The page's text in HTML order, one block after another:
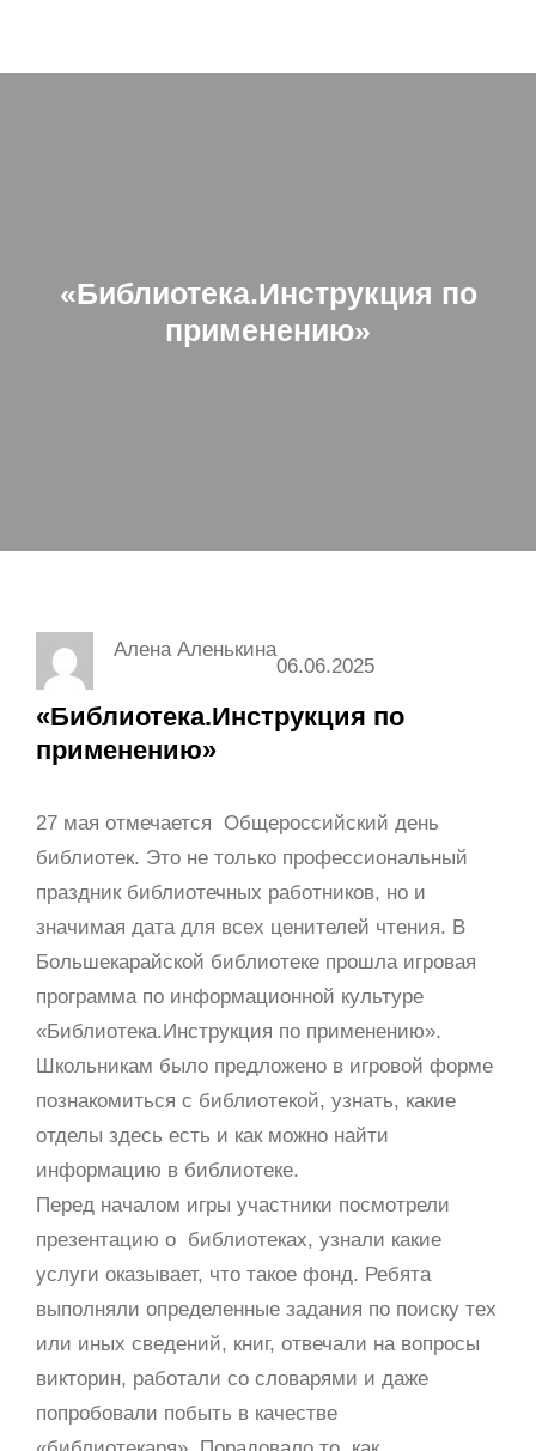
«Библиотека.Инструкция по
применению»
Алена Аленькина
06.06.2025
«Библиотека.Инструкция по
применению»
27 мая отмечается Общероссийский день
библиотек. Это не только профессиональный
праздник библиотечных работников, но и
значимая дата для всех ценителей чтения. В
Большекарайской библиотеке прошла игровая
программа по информационной культуре
«Библиотека.Инструкция по применению».
Школьникам было предложено в игровой форме
познакомиться с библиотекой, узнать, какие
отделы здесь есть и как можно найти
информацию в библиотеке.
Перед началом игры участники посмотрели
презентацию о библиотеках, узнали какие
услуги оказывает, что такое фонд. Ребята
выполняли определенные задания по поиску тех
или иных сведений, книг, отвечали на вопросы
викторин, работали со словарями и даже
попробовали побыть в качестве